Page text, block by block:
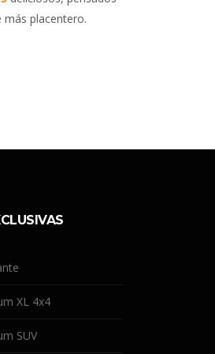
más placentero.
XL 4x4
SUV